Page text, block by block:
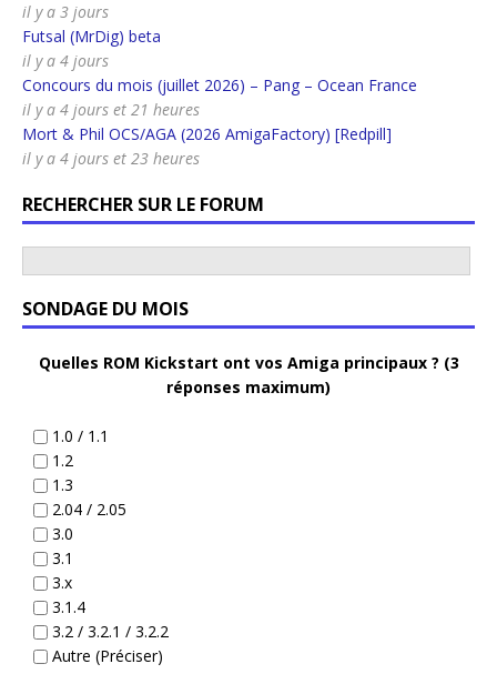
il y a 3 jours
Futsal (MrDig) beta
il y a 4 jours
Concours du mois (juillet 2026) – Pang – Ocean France
il y a 4 jours et 21 heures
Mort & Phil OCS/AGA (2026 AmigaFactory) [Redpill]
il y a 4 jours et 23 heures
RECHERCHER SUR LE FORUM
SONDAGE DU MOIS
Quelles ROM Kickstart ont vos Amiga principaux ? (3
réponses maximum)
1.0 / 1.1
1.2
1.3
2.04 / 2.05
3.0
3.1
3.x
3.1.4
3.2 / 3.2.1 / 3.2.2
Autre (Préciser)